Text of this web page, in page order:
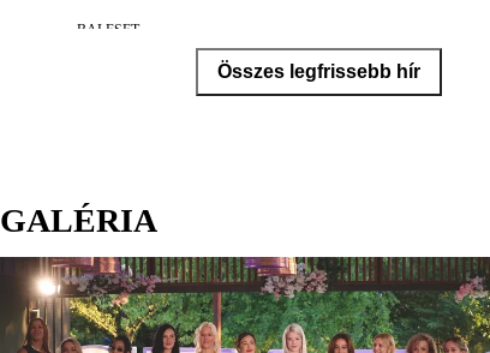
BALESET
Összes legfrissebb hír
GALÉRIA